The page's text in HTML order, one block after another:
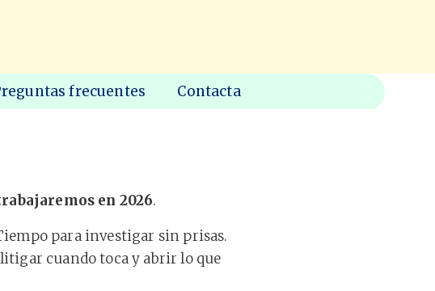
frecuentes Contacta
en 2026.
para investigar sin prisas.
cuando toca y abrir lo que